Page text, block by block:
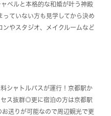
ペルと本格的な和婚が叶う神殿
っていない方も見学してから決め
やスタジオ、メイクルームなど
シャトルバスが運行！京都駅か
ス抜群◎更に宿泊の方は京都駅
送りが可能なので周辺観光で更